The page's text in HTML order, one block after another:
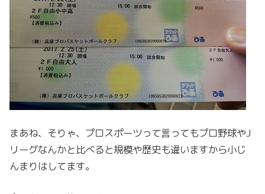
まあね、そりゃ、プロスポーツって言ってもプロ野球やJ
リーグなんかと比べると規模や歴史も違いますから小じ
んまりはしてます。